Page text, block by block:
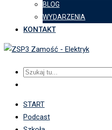
BLOG
WYDARZENIA
KONTAKT
START
Podcast